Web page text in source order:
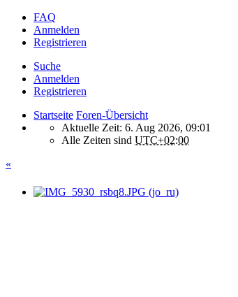
FAQ
Anmelden
Registrieren
Suche
Anmelden
Registrieren
Startseite Foren-Übersicht
Aktuelle Zeit: 6. Aug 2026, 09:01
Alle Zeiten sind UTC+02:00
«